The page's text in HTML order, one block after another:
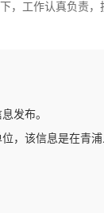
，工作认真负责
发布。
，该信息是在青浦